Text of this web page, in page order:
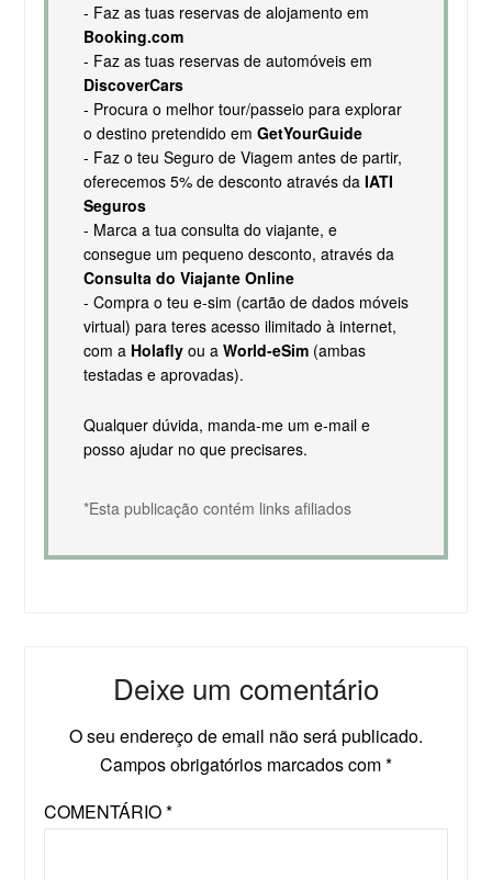
- Faz as tuas reservas de alojamento em
Booking.com
- Faz as tuas reservas de automóveis em
DiscoverCars
- Procura o melhor tour/passeio para explorar
o destino pretendido em GetYourGuide
- Faz o teu Seguro de Viagem antes de partir,
oferecemos 5% de desconto através da IATI
Seguros
- Marca a tua consulta do viajante, e
consegue um pequeno desconto, através da
Consulta do Viajante Online
- Compra o teu e-sim (cartão de dados móveis
virtual) para teres acesso ilimitado à internet,
com a Holaflyou a World-eSim(ambas
testadas e aprovadas).
Qualquer dúvida, manda-me um e-mail e
posso ajudar no que precisares.
*Esta publicação contém links afiliados
Deixe um comentário
O seu endereço de email não será publicado.
Campos obrigatórios marcados com*
COMENTÁRIO*